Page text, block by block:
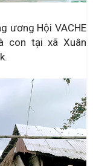
ương Hội VACHE
con tại xã Xuân